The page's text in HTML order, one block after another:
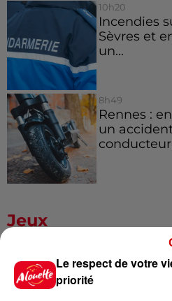
10h20
Incendies
Sèvres et
un...
8h49
Rennes :
un
Jeux
Gagnez
festival
Le respect de votre
priorité